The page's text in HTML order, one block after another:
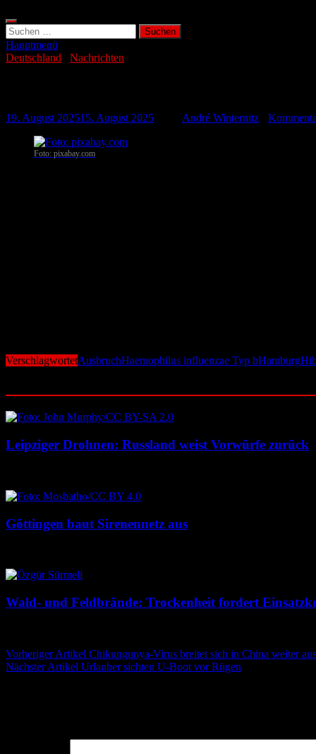
Suchen
nach:
Hauptmenü
Deutschland
Nachrichten
19. August 202515. August 2025 André Winternitz
Foto: pixabay.com
VerschlagwortetAusbruchHaemophilus influenzae Typ bHamburg
Leipziger Drohnen: Russland weist Vorwürfe zurück
Göttingen baut Sirenennetz aus
Wald- und Feldbrände: Trockenheit fordert
Beitragsnavigation
Vorheriger Artikel Chikungunya-Virus breitet sich in China weiter aus
Nächster Artikel Urlauber sichten U-Boot vor Rügen